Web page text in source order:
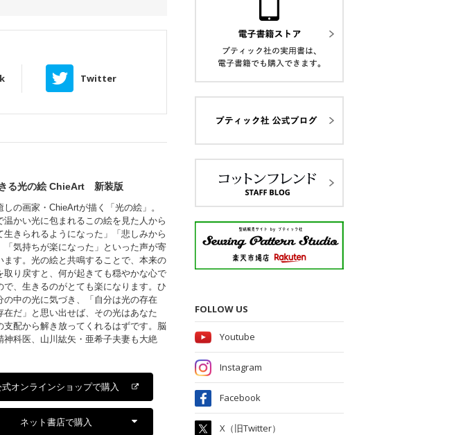
Twitter
る光の絵 ChieArt 新装版
しの画家・ChieArtが描く「光の絵」。
温かい光に包まれるこの絵を見た人から
生きられるようになった」「悲しみから
「気持ちが楽になった」といった声が寄
ます。光の絵と共鳴することで、本来の
取り戻すと、何が起きても穏やかな心で
で、生きるのがとても楽になります。ひ
の中の光に気づき、「自分は光の存在
在だ」と思い出せば、その光はあなた
支配から解き放ってくれるはずです。脳
神科医、山川紘矢・亜希子夫妻も大絶
式オンラインショップで購入
ネット書店で購入
FOLLOW US
Youtube
Instagram
Facebook
X（旧Twitter）